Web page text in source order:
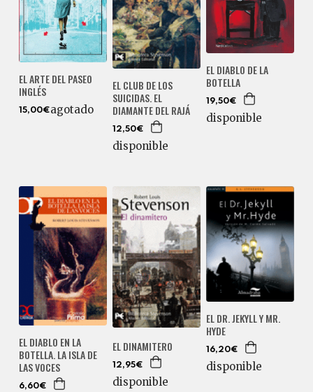
EL ARTE DEL PASEO
INGLÉS
15,00€agotado
EL CLUB DE LOS
SUICIDAS. EL
DIAMANTE DEL RAJÁ
12,50€
disponible
EL DIABLO DE LA
BOTELLA
19,50€
disponible
EL DIABLO EN LA
BOTELLA. LA ISLA DE
LAS VOCES
6,60€
EL DINAMITERO
12,95€
disponible
EL DR. JEKYLL Y MR.
HYDE
16,20€
disponible